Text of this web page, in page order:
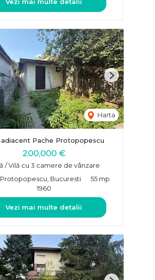
Harta
Next
adiacent Pache Protopopescu
200,000 €
/ Vilă cu 3 camere de vânzare
Bucuresti
55 mp
1960
Vezi mai multe detalii